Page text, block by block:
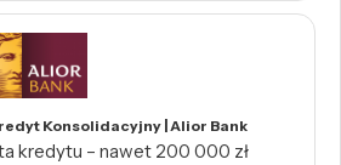
Konsolidacyjny | Alior Bank
kredytu – nawet 200 000 zł